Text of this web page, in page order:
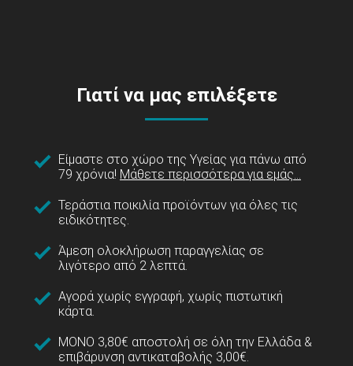
Γιατί να μας επιλέξετε
Είμαστε στο χώρο της Υγείας για πάνω από
79 χρόνια! Μάθετε περισσότερα για εμάς...
Τεράστια ποικιλία προϊόντων για όλες τις
ειδικότητες.
Άμεση ολοκλήρωση παραγγελίας σε
λιγότερο από 2 λεπτά.
Αγορά χωρίς εγγραφή, χωρίς πιστωτική
κάρτα.
ΜΟΝΟ 3,80€ αποστολή σε όλη την Ελλάδα &
επιβάρυνση αντικαταβολής 3,00€.